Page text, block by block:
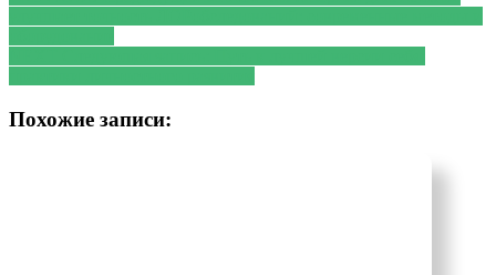
Похожие записи: